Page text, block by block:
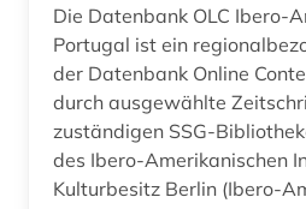
ethnologie (3)
europa (1)
europäische union (1)
fachdidaktik (4)
Die Datenbank OLC Ibero-
Portugal ist ein
der Datenbank Online
durch ausgewählte
zuständigen SSG-
des Ibero-Amerikanischen
Kulturbesitz Berlin (Ibero-